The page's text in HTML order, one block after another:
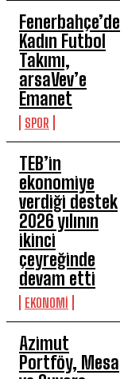
Fenerbahçe’de
Kadın Futbol
Takımı,
arsaVev’e
Emanet
SPOR
TEB’in
ekonomiye
verdiği destek
2026 yılının
ikinci
çeyreğinde
devam etti
EKONOMİ
Azimut
Portföy, Mesa